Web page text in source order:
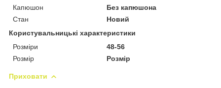
Капюшон
Без капюшона
Стан
Новий
Користувальницькі характеристики
Розміри
48-56
Розмір
Розмір
Приховати